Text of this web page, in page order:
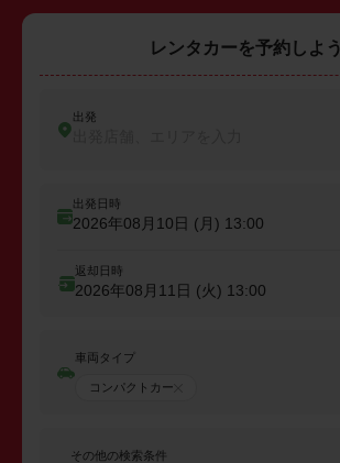
レンタカーを予約しよう
出発
出発日時
2026年08月10日 (月) 13:00
返却日時
2026年08月11日 (火) 13:00
車両タイプ
コンパクトカー
その他の検索条件